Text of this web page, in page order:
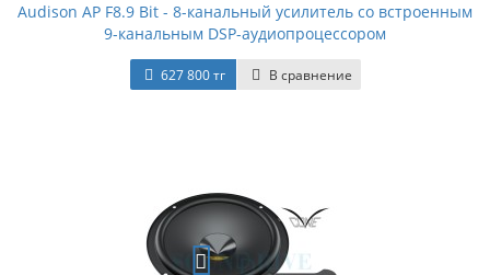
Audison AP F8.9 Bit - 8-канальный усилитель со встроенным
9-канальным DSP-аудиопроцессором
627 800 тг В сравнение